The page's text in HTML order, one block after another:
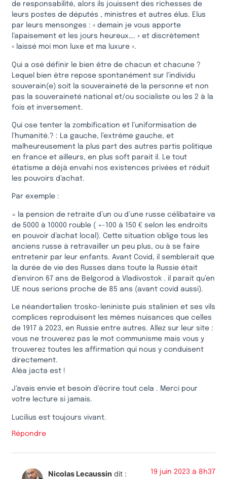
de responsabilité, alors ils jouissent des richesses de
leurs postes de députés , ministres et autres élus. Elus
par leurs mensonges : « demain je vous apporte
l’apaisement et les jours heureux…. » et discrètement
« laissé moi mon luxe et ma luxure ».
Qui a osé définir le bien être de chacun et chacune ?
Lequel bien être repose spontanément sur l’individu
souverain(e) soit la souveraineté de la personne et non
pas la souveraineté national et/ou socialiste ou les 2 à la
fois et inversement.
Qui ose tenter la zombification et l’uniformisation de
l’humanité.? : La gauche, l’extrême gauche, et
malheureusement la plus part des autres partis politique
en france et ailleurs, en plus soft parait il. Le tout
étatisme a déjà envahi nos existences privées et réduit
les pouvoirs d’achat.
Par exemple :
= la pension de retraite d’un ou d’une russe célibataire va
de 5000 à 10000 rouble ( +-100 à 150 € selon les endroits
en pouvoir d’achat local). Cette situation oblige tous les
anciens russe à retravailler un peu plus, ou à se faire
entretenir par leur enfants. Avant Covid, il semblerait que
la durée de vie des Russes dans toute la Russie était
d’environ 67 ans de Belgorod à Vladivostok . il parait qu’en
UE nous serions proche de 85 ans (avant covid aussi).
Le néandertalien trosko-leniniste puis stalinien et ses vils
complices reproduisent les mêmes nuisances que celles
de 1917 à 2023, en Russie entre autres. Allez sur leur site :
vous ne trouverez pas le mot communisme mais vous y
trouverez toutes les affirmation qui nous y conduisent
directement.
Aléa jacta est !
J’avais envie et besoin d’écrire tout cela . Merci pour
votre lecture si jamais.
Lucilius est toujours vivant.
Répondre
Nicolas Lecaussin dit : 19 juin 2023 à 8h37